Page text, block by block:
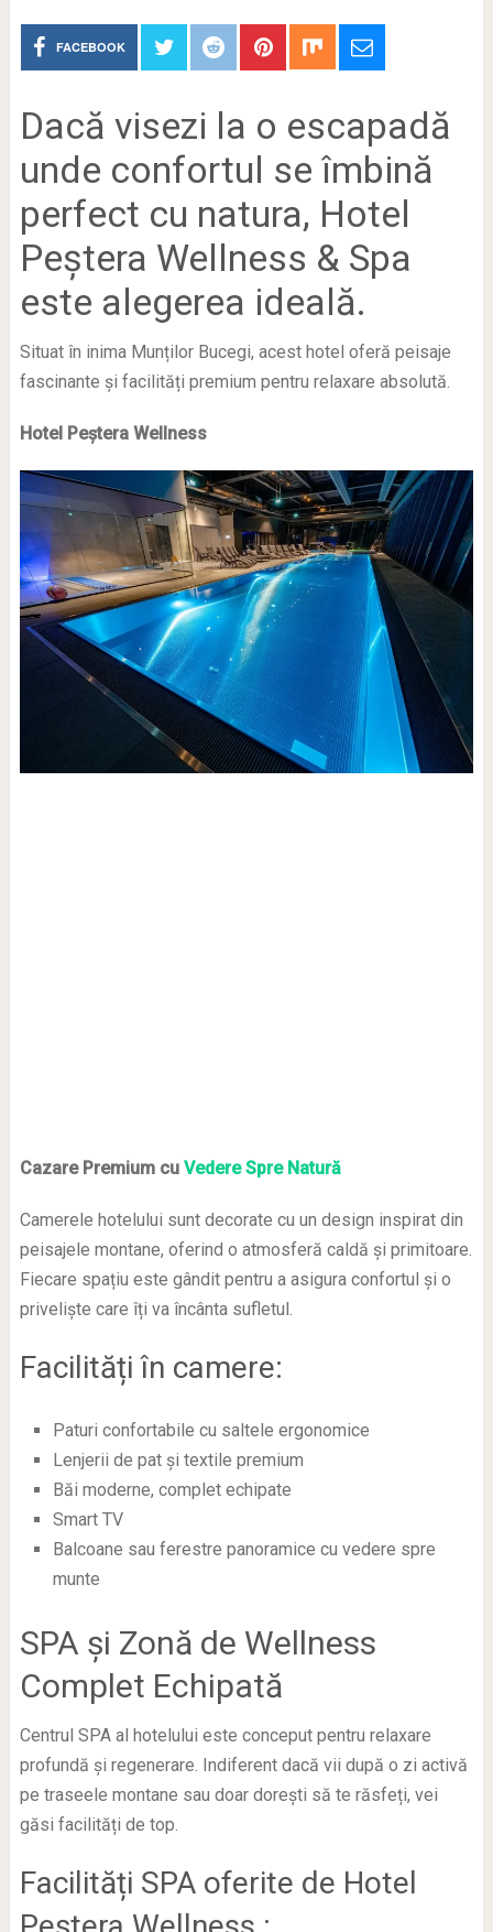
FACEBOOK
Dacă visezi la o escapadă
unde confortul se îmbină
perfect cu natura, Hotel
Peștera Wellness & Spa
este alegerea ideală.
Situat în inima Munților Bucegi, acest hotel oferă peisaje
fascinante și facilități premium pentru relaxare absolută.
Hotel Peștera Wellness
Cazare Premium cu Vedere Spre Natură
Camerele hotelului sunt decorate cu un design inspirat din
peisajele montane, oferind o atmosferă caldă și primitoare.
Fiecare spațiu este gândit pentru a asigura confortul și o
priveliște care îți va încânta sufletul.
Facilități în camere:
Paturi confortabile cu saltele ergonomice
Lenjerii de pat și textile premium
Băi moderne, complet echipate
Smart TV
Balcoane sau ferestre panoramice cu vedere spre
munte
SPA și Zonă de Wellness
Complet Echipată
Centrul SPA al hotelului este conceput pentru relaxare
profundă și regenerare. Indiferent dacă vii după o zi activă
pe traseele montane sau doar dorești să te răsfeți, vei
găsi facilități de top.
Facilități SPA oferite de Hotel